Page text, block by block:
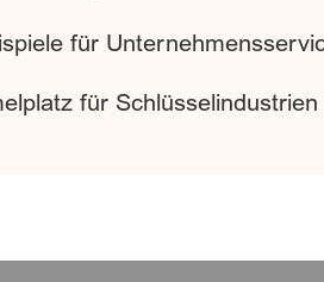
für
für Schlüsselindustrien